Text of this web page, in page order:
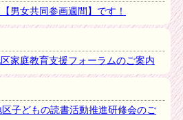
男女共同参画週間】です！
家庭教育支援フォーラムのご案内
区子どもの読書活動推進研修会のご